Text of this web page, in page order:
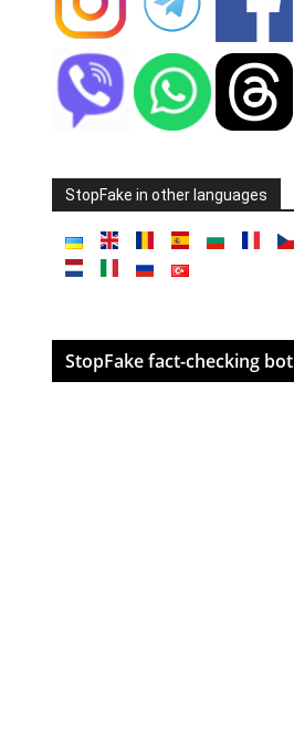
StopFake in other languages
StopFake fact-checking bot